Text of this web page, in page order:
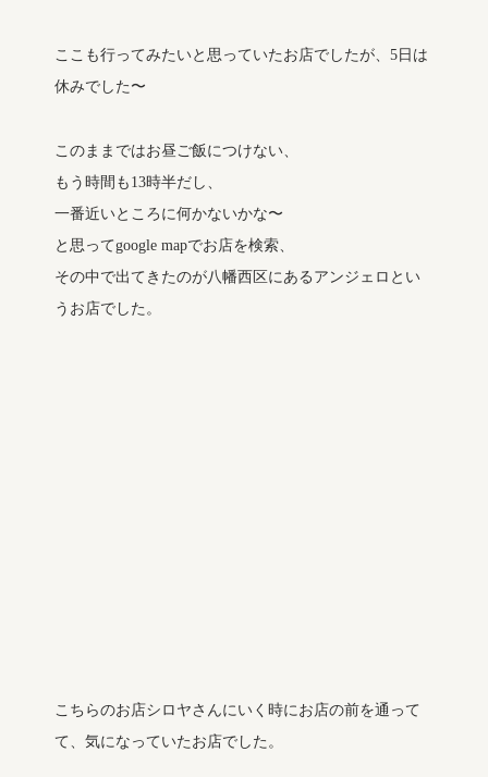
ここも行ってみたいと思っていたお店でしたが、5日は
休みでした〜
このままではお昼ご飯につけない、
もう時間も13時半だし、
一番近いところに何かないかな〜
と思ってgoogle mapでお店を検索、
その中で出てきたのが八幡西区にあるアンジェロとい
うお店でした。
こちらのお店シロヤさんにいく時にお店の前を通って
て、気になっていたお店でした。